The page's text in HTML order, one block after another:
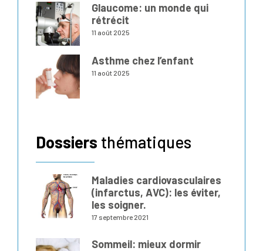
Glaucome: un monde qui
rétrécit
11 août 2025
Asthme chez l’enfant
11 août 2025
Dossiers thématiques
Maladies cardiovasculaires
(infarctus, AVC): les éviter,
les soigner.
17 septembre 2021
Sommeil: mieux dormir